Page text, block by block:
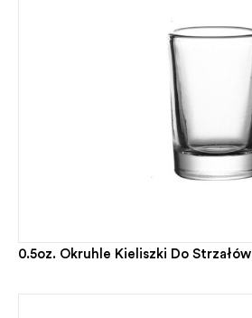
0.5oz. Okruhle Kieliszki Do Strzałów